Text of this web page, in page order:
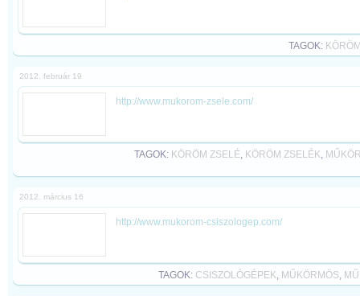
TAGOK:
2012. február 19
http://www.mukorom-zsele.com/
TAGOK: KÖRÖM ZSELÉ, KÖRÖM ZSELÉK,
2012. március 16
http://www.mukorom-csiszologep.com/
TAGOK: CSISZOLÓGÉPEK, MŰKÖRMÖS,